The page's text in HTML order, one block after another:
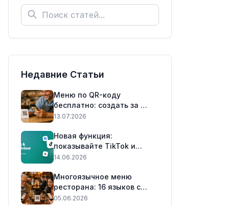
Недавние Статьи
Меню по QR-коду
бесплатно: создать за 5
минут (2026)
13.07.2026
Новая функция:
показывайте TikTok и
TripAdvisor в вашем меню
14.06.2026
Многоязычное меню
ресторана: 16 языков с
одним QR-кодом (2026)
05.06.2026